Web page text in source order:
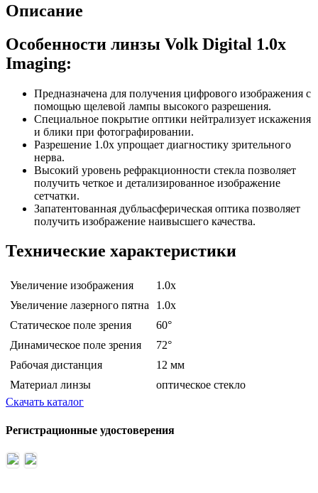
Описание
Особенности линзы Volk Digital 1.0x
Imaging:
Предназначена для получения цифрового изображения с
помощью щелевой лампы высокого разрешения.
Специальное покрытие оптики нейтрализует искажения
и блики при фотографировании.
Разрешение 1.0х упрощает диагностику зрительного
нерва.
Высокий уровень рефракционности стекла позволяет
получить четкое и детализированное изображение
сетчатки.
Запатентованная дубльасферическая оптика позволяет
получить изображение наивысшего качества.
Технические характеристики
Увеличение изображения
1.0x
Увеличение лазерного пятна
1.0x
Статическое поле зрения
60°
Динамическое поле зрения
72°
Рабочая дистанция
12 мм
Материал линзы
оптическое стекло
Скачать каталог
Регистрационные удостоверения